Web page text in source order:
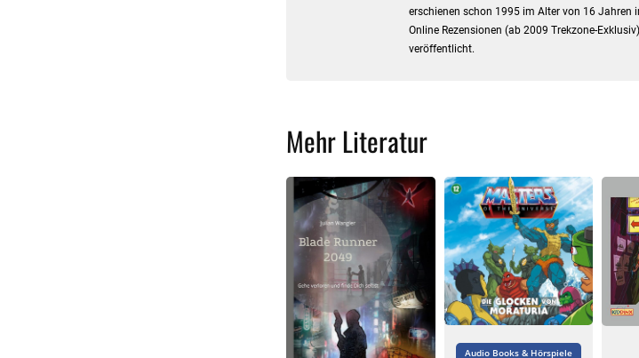
erschienen schon 1995 im Alter von 16 Jahren
Online Rezensionen (ab 2009 Trekzone-
veröffentlicht.
Mehr Literatur
Audio Books & Hörspiele